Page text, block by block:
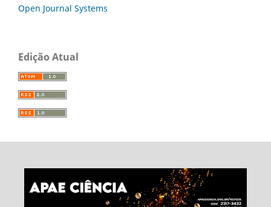
Open Journal Systems
Edição Atual